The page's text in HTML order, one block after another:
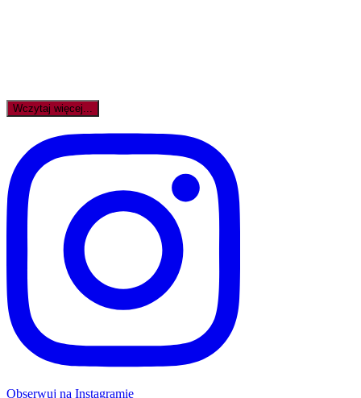
Wczytaj więcej...
Obserwuj na Instagramie